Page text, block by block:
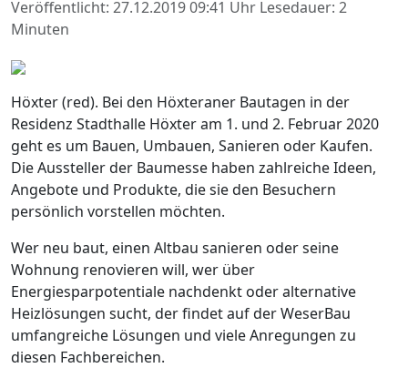
Veröffentlicht: 27.12.2019 09:41 Uhr Lesedauer: 2
Minuten
Höxter (red). Bei den Höxteraner Bautagen in der
Residenz Stadthalle Höxter am 1. und 2. Februar 2020
geht es um Bauen, Umbauen, Sanieren oder Kaufen.
Die Aussteller der Baumesse haben zahlreiche Ideen,
Angebote und Produkte, die sie den Besuchern
persönlich vorstellen möchten.
Wer neu baut, einen Altbau sanieren oder seine
Wohnung renovieren will, wer über
Energiesparpotentiale nachdenkt oder alternative
Heizlösungen sucht, der findet auf der WeserBau
umfangreiche Lösungen und viele Anregungen zu
diesen Fachbereichen.